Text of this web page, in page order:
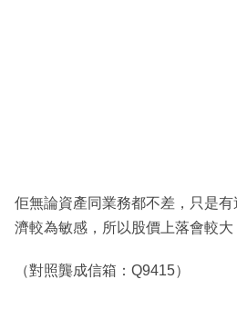
佢無論資產同業務都不差，只是
濟較為敏感，所以股價上落會較大
（對照龔成信箱：Q9415）